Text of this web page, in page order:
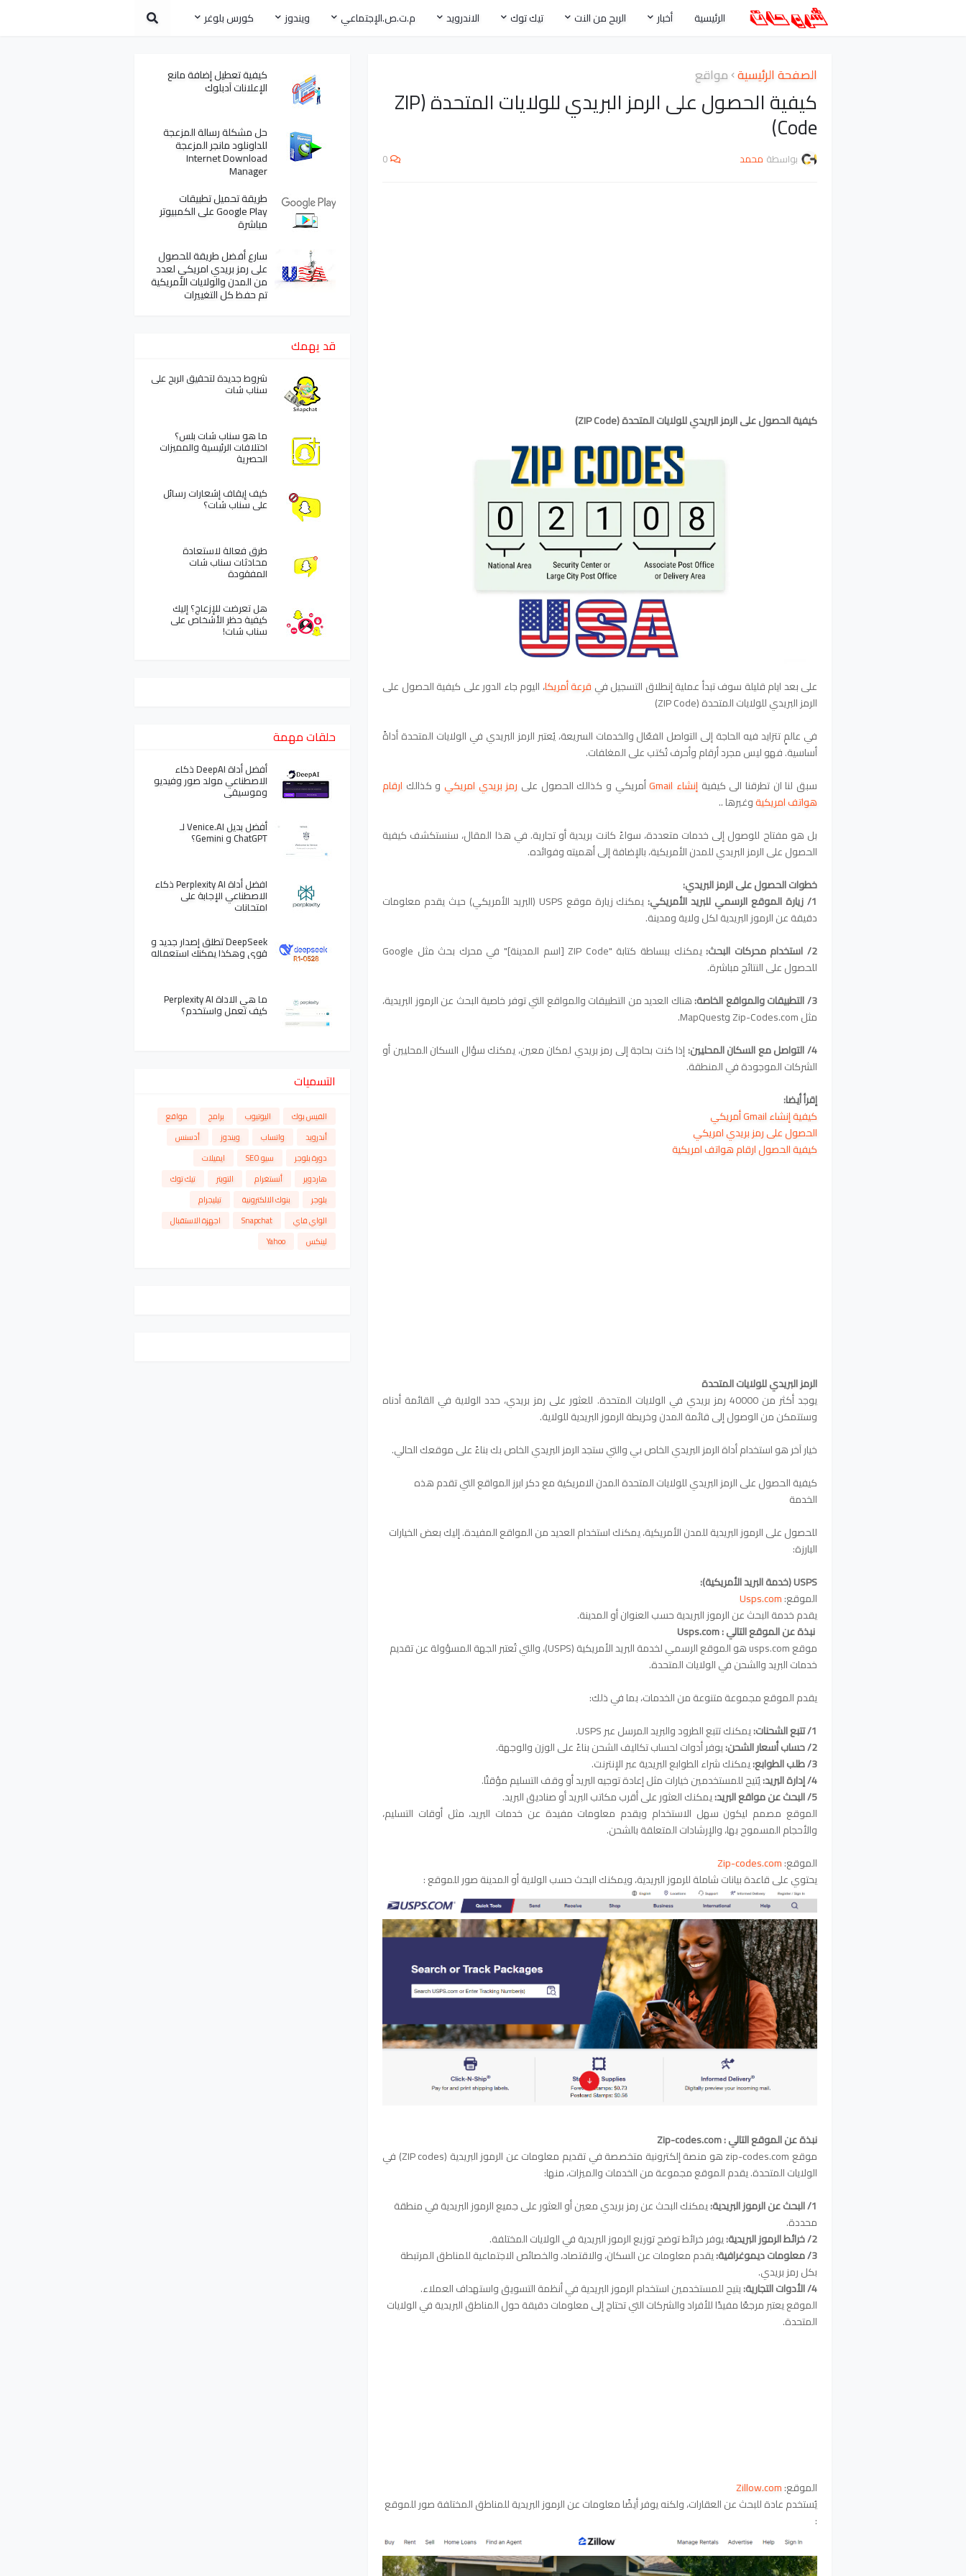
الرئيسية أخبار الربح من النت تيك توك الاندرويد م.ت.ص.الإجتماعي ويندوز كورس بلوغر
الصفحة الرئيسية مواقع
كيفية الحصول على الرمز البريدي للولايات المتحدة (ZIP
Code)
بواسطة محمد 0
كيفية الحصول على الرمز البريدي للولايات المتحدة (ZIP Code)
على بعد ايام قليلة سوف تبدأ عملية إنطلاق التسجيل في قرعة أمريكا،اليوم جاء الدور على كيفية الحصول على
الرمز البريدي للولايات المتحدة (ZIP Code)
في عالمٍ تتزايد فيه الحاجة إلى التواصل الفعّال والخدمات السريعة، يُعتبر الرمز البريدي في الولايات المتحدة أداةً
أساسية. فهو ليس مجرد أرقام وأحرف تُكتب على المغلفات.
سبق لنا ان تطرقنا الى كيفية إنشاء Gmail أمريكي و كذالك الحصول على رمز بريدي امريكي و كذالك ارقام
هواتف امريكيةوغيرها ..
بل هو مفتاح للوصول إلى خدمات متعددة، سواءً كانت بريدية أو تجارية. في هذا المقال، سنستكشف كيفية
الحصول على الرمز البريدي للمدن الأمريكية، بالإضافة إلى أهميته وفوائده.
خطوات الحصول على الرمز البريدي:
1/ زيارة الموقع الرسمي للبريد الأمريكي:
يمكنك زيارة موقع USPS (البريد الأمريكي) حيث يقدم معلومات
دقيقة عن الرموز البريدية لكل ولاية ومدينة.
2/ استخدام محركات البحث:
يمكنك ببساطة كتابة "ZIP Code [اسم المدينة]" في محرك بحث مثل Google
للحصول على النتائج مباشرة.
3/ التطبيقات والمواقع الخاصة:
هناك العديد من التطبيقات والمواقع التي توفر خاصية البحث عن الرموز البريدية،
مثل Zip-Codes.com وMapQuest.
4/ التواصل مع السكان المحليين:
إذا كنت بحاجة إلى رمز بريدي لمكان معين، يمكنك سؤال السكان المحليين أو
الشركات الموجودة في المنطقة.
إقرأ أيضا:
كيفية إنشاء Gmail أمريكي
الحصول على رمز بريدي امريكي
كيفية الحصول ارقام هواتف امريكية
الرمز البريدي للولايات المتحدة
يوجد أكثر من 40000 رمز بريدي في الولايات المتحدة. للعثور على رمز بريدي، حدد الولاية في القائمة أدناه
وستتمكن من الوصول إلى قائمة المدن وخريطة الرموز البريدية للولاية.
خيار آخر هو استخدام أداة الرمز البريدي الخاص بي والتي ستجد الرمز البريدي الخاص بك بناءً على موقعك الحالي.
كيفية الحصول على الرمز البريدي للولايات المتحدة المدن الامريكية مع دكر ابرز المواقع التي تقدم هذه
الخدمة
للحصول على الرموز البريدية للمدن الأمريكية، يمكنك استخدام العديد من المواقع المفيدة. إليك بعض الخيارات
البارزة:
USPS (خدمة البريد الأمريكية):
الموقع:Usps.com
يقدم خدمة البحث عن الرموز البريدية حسب العنوان أو المدينة.
نبذة عن الموقع التالي : Usps.com
موقع usps.com هو الموقع الرسمي لخدمة البريد الأمريكية (USPS)، والتي تُعتبر الجهة المسؤولة عن تقديم
خدمات البريد والشحن في الولايات المتحدة.
يقدم الموقع مجموعة متنوعة من الخدمات، بما في ذلك:
1/ تتبع الشحنات:
يمكنك تتبع الطرود والبريد المرسل عبر USPS.
2/ حساب أسعار الشحن:
يوفر أدوات لحساب تكاليف الشحن بناءً على الوزن والوجهة.
3/ طلب الطوابع:
يمكنك شراء الطوابع البريدية عبر الإنترنت.
4/ إدارة البريد:
يُتيح للمستخدمين خيارات مثل إعادة توجيه البريد أو وقف التسليم مؤقتًا.
5/ البحث عن مواقع البريد:
يمكنك العثور على أقرب مكاتب البريد أو صناديق البريد.
الموقع مصمم ليكون سهل الاستخدام ويقدم معلومات مفيدة عن خدمات البريد، مثل أوقات التسليم،
والأحجام المسموح بها، والإرشادات المتعلقة بالشحن.
الموقع:Zip-codes.com
يحتوي على قاعدة بيانات شاملة للرموز البريدية، ويمكنك البحث حسب الولاية أو المدينة صور للموقع :
نبذة عن الموقع التالي : Zip-codes.com
موقع zip-codes.com هو منصة إلكترونية متخصصة في تقديم معلومات عن الرموز البريدية (ZIP codes) في
الولايات المتحدة. يقدم الموقع مجموعة من الخدمات والميزات، منها:
1/ البحث عن الرموز البريدية:
يمكنك البحث عن رمز بريدي معين أو العثور على جميع الرموز البريدية في منطقة
محددة.
2/ خرائط الرموز البريدية:
يوفر خرائط توضح توزيع الرموز البريدية في الولايات المختلفة.
3/ معلومات ديموغرافية:
يقدم معلومات عن السكان، والاقتصاد، والخصائص الاجتماعية للمناطق المرتبطة
بكل رمز بريدي.
4/ الأدوات التجارية:يتيح للمستخدمين استخدام الرموز البريدية في أنظمة التسويق واستهداف العملاء.
الموقع يعتبر مرجعًا مفيدًا للأفراد والشركات التي تحتاج إلى معلومات دقيقة حول المناطق البريدية في الولايات
المتحدة.
الموقع:Zillow.com
يُستخدم عادة للبحث عن العقارات، ولكنه يوفر أيضًا معلومات عن الرموز البريدية للمناطق المختلفة صور للموقع
:
كيفية تعطيل إضافة مانع
الإعلانات آدبلوك
حل مشكلة رسالة المزعجة
للداونلود مانجر المزعجة
Internet Download
Manager
طريقة تحميل تطبيقات
Google Play على الكمبيوتر
مباشرة
سارع أفضل طريقة للحصول
على رمز بريدي امريكي لعدد
من المدن والولايات الأمريكية
تم حفظ كل التغييرات
قد يهمك
شروط جديدة لتحقيق الربح على
سناب شات
ما هو سناب شات بلس؟
اختلافات الرئيسية والمميزات
الحصرية
كيف إيقاف إشعارات رسائل
على سناب شات؟
طرق فعالة لاستعادة
محادثات سناب شات
المفقودة
هل تعرضت للإزعاج؟ إليك
كيفية حظر الأشخاص على
سناب شات!
حلقات مهمة
أفضل أداة DeepAI ذكاء
الاصطناعي مولد صور وفيديو
وموسيقى
أفضل بديل Venice.AI لـ
ChatGPT و Gemini؟
افضل أداة Perplexity AI ذكاء
الاصطناعي الإجابة على
امتحانات
DeepSeek تطلق إصدار جديد و
قوي وهكذا يمكنك استعماله
ما هي الاداة Perplexity AI
كيف تعمل واستخدم؟
التسميات
الفيس بوك اليوتيوب برامج
مواقع
أندرويد
واتساب ويندوز
أدسنس
دورة بلوجر
سيو SEO
ايميلات
هاردوير
أنستغرام التويتر
تيك توك
بلوجر
بنوك الالكترونية
تيليجرام
الواي فاي
Snapchat
اجهزة الاستقبال
لينكس
Yahoo